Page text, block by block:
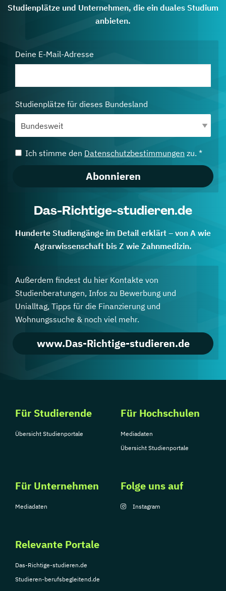
Studienplätze und Unternehmen, die ein duales Studium
anbieten.
Deine E-Mail-Adresse
Studienplätze für dieses Bundesland
Ich stimme den Datenschutzbestimmungen zu. *
Abonnieren
Das-Richtige-studieren.de
Hunderte Studiengänge im Detail erklärt – von A wie
Agrarwissenschaft bis Z wie Zahnmedizin.
Außerdem findest du hier Kontakte von
Studienberatungen, Infos zu Bewerbung und
Unialltag, Tipps für die Finanzierung und
Wohnungssuche & noch viel mehr.
www.Das-Richtige-studieren.de
Für Studierende
Übersicht Studienportale
Für Hochschulen
Mediadaten
Übersicht Studienportale
Für Unternehmen
Mediadaten
Relevante Portale
Das-Richtige-studieren.de
Studieren-berufsbegleitend.de
Folge uns auf
Instagram